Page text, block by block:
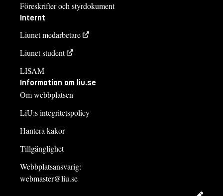
Föreskrifter och styrdokument
Internt
Liunet medarbetare
Liunet student
LISAM
Information om liu.se
Om webbplatsen
LiU:s integritetspolicy
Hantera kakor
Tillgänglighet
Webbplatsansvarig:
webmaster@liu.se